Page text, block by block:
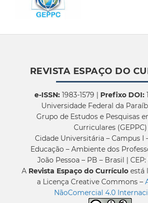
REVISTA ESPAÇO DO
e-ISSN:1983-1579 | Prefixo DOI:
Universidade Federal da
Grupo de Estudos e Pesquisas
Curriculares (GEPPC)
Cidade Universitária – Campus I
Educação – Ambiente dos
João Pessoa – PB – Brasil |
A Revista Espaço do Currículo está
a Licença Creative Commons –
NãoComercial 4.0